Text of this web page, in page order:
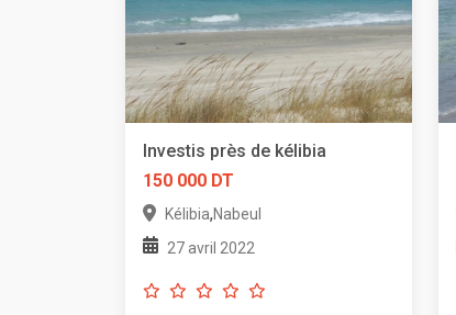
Investis près de kélibia
150 000 DT
Kélibia,Nabeul
27 avril 2022